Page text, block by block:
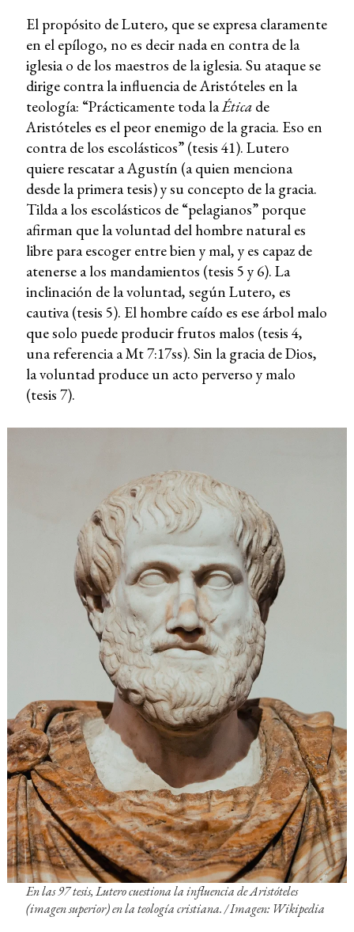
El propósito de Lutero, que se expresa claramente
en el epílogo, no es decir nada en contra de la
iglesia o de los maestros de la iglesia. Su ataque se
dirige contra la influencia de Aristóteles en la
teología: “Prácticamente toda laÉticade
Aristóteles es el peor enemigo de la gracia. Eso en
contra de los escolásticos” (tesis 41). Lutero
quiere rescatar a Agustín (a quien menciona
desde la primera tesis) y su concepto de la gracia.
Tilda a los escolásticos de “pelagianos” porque
afirman que la voluntad del hombre natural es
libre para escoger entre bien y mal, y es capaz de
atenerse a los mandamientos (tesis 5 y 6). La
inclinación de la voluntad, según Lutero, es
cautiva (tesis 5). El hombre caído es ese árbol malo
que solo puede producir frutos malos (tesis 4,
una referencia a Mt 7:17ss). Sin la gracia de Dios,
la voluntad produce un acto perverso y malo
(tesis 7).
En las 97 tesis, Lutero cuestiona la influencia de Aristóteles
(imagen superior) en la teología cristiana. / Imagen: Wikipedia